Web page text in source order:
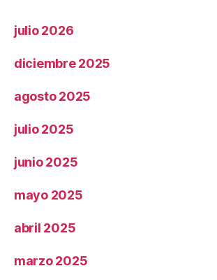
julio 2026
diciembre 2025
agosto 2025
julio 2025
junio 2025
mayo 2025
abril 2025
marzo 2025